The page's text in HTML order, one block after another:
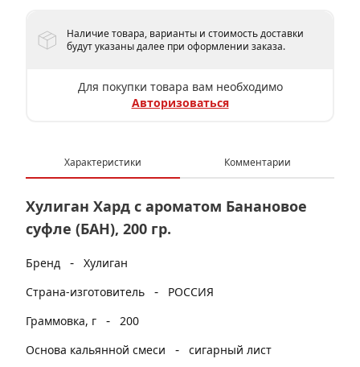
Наличие товара, варианты и стоимость доставки
будут указаны далее при оформлении заказа.
Для покупки товара вам необходимо
Авторизоваться
Характеристики Комментарии
Хулиган Хард с ароматом Банановое
суфле (БАН), 200 гр.
Бренд - Хулиган
Страна-изготовитель
-
РОССИЯ
Граммовка, г
- 200
Основа кальянной смеси
- сигарный лист